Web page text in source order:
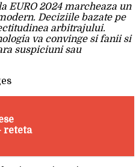
EURO 2024 marcheaza un
Deciziile bazate pe
arbitrajului.
va convinge si fanii si
suspiciuni sau
reteta